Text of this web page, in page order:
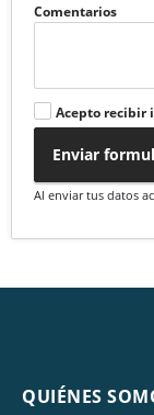
Comentarios
Acepto recibir
Enviar
Al enviar tus datos
QUIÉNES